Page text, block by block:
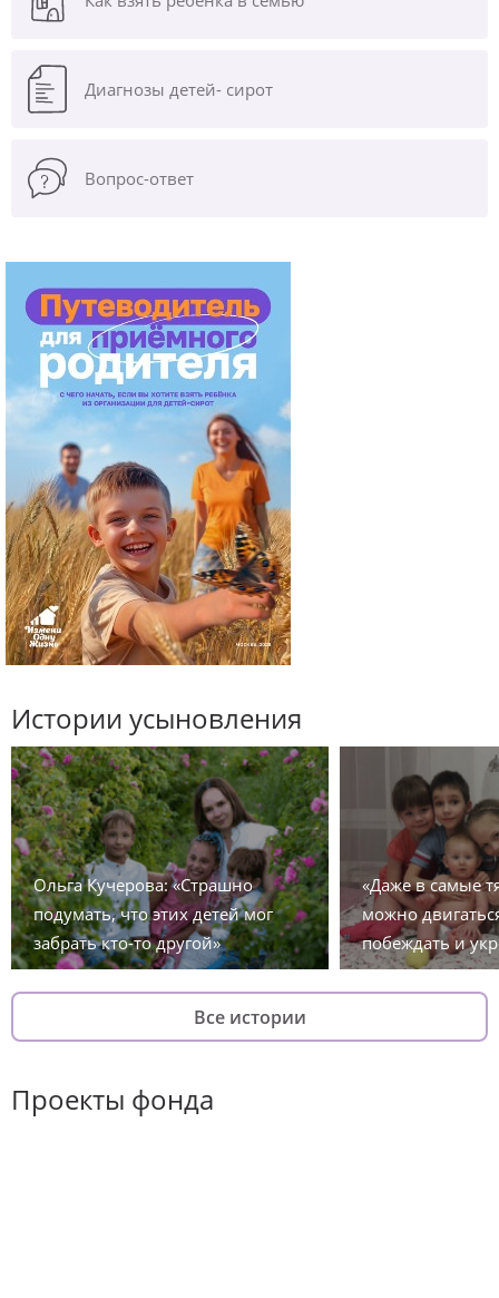
Диагнозы детей- сирот
Вопрос-ответ
Истории усыновления
Ольга Кучерова: «Страшно
подумать, что этих детей мог
забрать кто-то другой»
«Даже в самые
можно
побеждать и
Все истории
Проекты фонда